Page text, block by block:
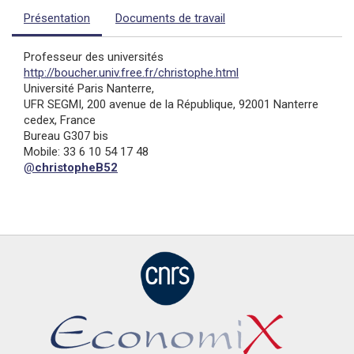
Présentation Documents de travail
Professeur des universités
http://boucher.univ.free.fr/christophe.html
Université Paris Nanterre,
UFR SEGMI, 200 avenue de la République, 92001 Nanterre
cedex, France
Bureau G307 bis
Mobile: 33 6 10 54 17 48
@christopheB52